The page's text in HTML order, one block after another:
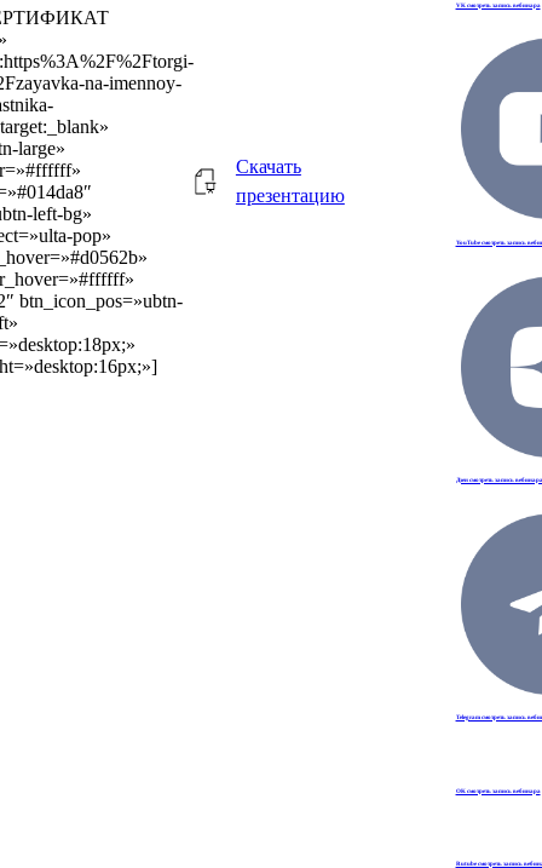
na-imennoy-
large»
left-bg»
pop»
btn_icon_pos=»ubtn-
Скачать
презентацию
VK смотреть запись вебинара
YouTube смотреть запись
Дзен смотреть запись вебинара
Telegram смотреть запись
OK смотреть запись вебинара
Rutube смотреть запись